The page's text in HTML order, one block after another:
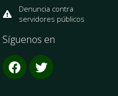
Denuncia contra
servidores públicos
Síguenos en